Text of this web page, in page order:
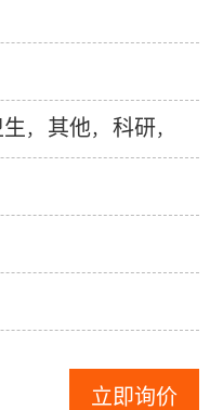
生 ， 其他，科研，
立即询价